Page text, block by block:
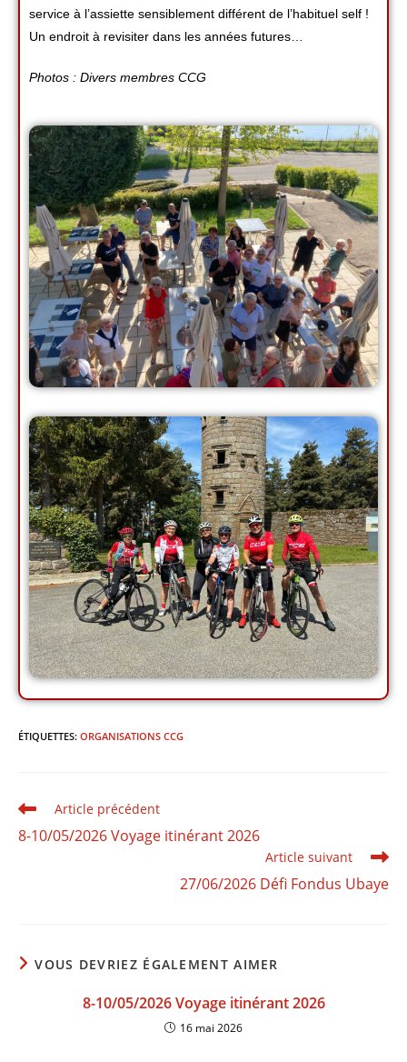
service à l’assiette sensiblement différent de l’habituel self !
Un endroit à revisiter dans les années futures…
Photos : Divers membres CCG
ÉTIQUETTES: ORGANISATIONS CCG
Article précédent
8-10/05/2026 Voyage itinérant 2026
Article suivant
27/06/2026 Défi Fondus Ubaye
VOUS DEVRIEZ ÉGALEMENT AIMER
8-10/05/2026 Voyage itinérant 2026
16 mai 2026